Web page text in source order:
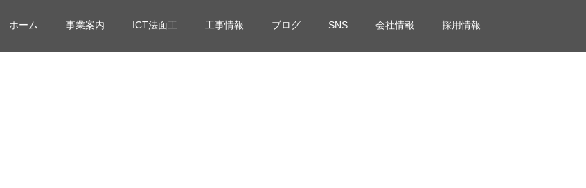
ホーム 事業案内 ICT法面工 工事情報 ブログ SNS 会社情報 採用情報